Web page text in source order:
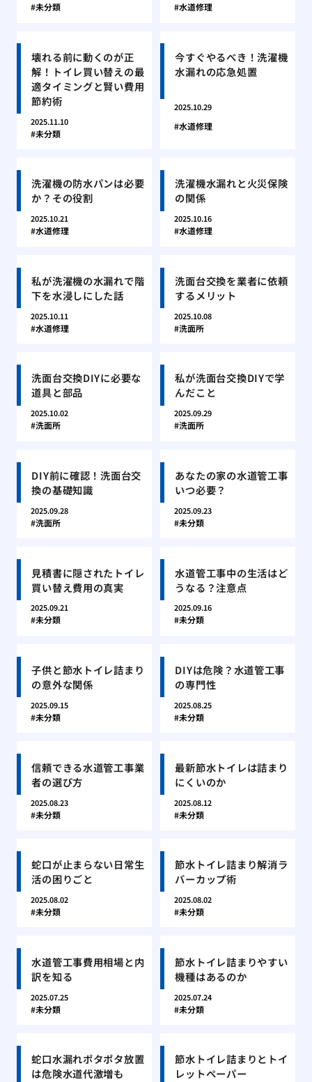
未分類 水道修理
壊れる前に動くのが正
解！トイレ買い替えの最
適タイミングと賢い費用
節約術
2025.11.10
未分類
今すぐやるべき！洗濯機
水漏れの応急処置
2025.10.29
水道修理
洗濯機の防水パンは必要
か？その役割
2025.10.21
水道修理
洗濯機水漏れと火災保険
の関係
2025.10.16
水道修理
私が洗濯機の水漏れで階
下を水浸しにした話
2025.10.11
水道修理
洗面台交換を業者に依頼
するメリット
2025.10.08
洗面所
洗面台交換DIYに必要な
道具と部品
2025.10.02
洗面所
私が洗面台交換DIYで学
んだこと
2025.09.29
洗面所
DIY前に確認！洗面台交
換の基礎知識
2025.09.28
洗面所
あなたの家の水道管工事
いつ必要？
2025.09.23
未分類
見積書に隠されたトイレ
買い替え費用の真実
2025.09.21
未分類
水道管工事中の生活はど
うなる？注意点
2025.09.16
未分類
子供と節水トイレ詰まり
の意外な関係
2025.09.15
未分類
DIYは危険？水道管工事
の専門性
2025.08.25
未分類
信頼できる水道管工事業
者の選び方
2025.08.23
未分類
最新節水トイレは詰まり
にくいのか
2025.08.12
未分類
蛇口が止まらない日常生
活の困りごと
2025.08.02
未分類
節水トイレ詰まり解消ラ
バーカップ術
2025.08.02
未分類
水道管工事費用相場と内
訳を知る
2025.07.25
未分類
節水トイレ詰まりやすい
機種はあるのか
2025.07.24
未分類
蛇口水漏れポタポタ放置
は危険水道代激増も
節水トイレ詰まりとトイ
レットペーパー